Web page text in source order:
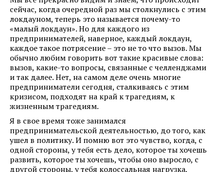
сейчас, когда очередной раз мы столкнулись с этим
локдауном, теперь это называется почему-то
«малый локдаун». Но для каждого из
предпринимателей, наверное, каждый локдаун,
каждое такое потрясение – это не то что вызов. Мы
обычно любим говорить вот такие красивые слова:
вызов, какие-то вопросы, связанные с челленджами
и так далее. Нет, на самом деле очень многие
предприниматели сегодня, сталкиваясь с этим
кризисом, подходят на край к трагедиям, к
жизненным трагедиям.
Я в свое время тоже занимался
предпринимательской деятельностью, до того, как
ушел в политику. И помню вот это чувство, когда, с
одной стороны, у тебя есть дело, которое ты хочешь
развить, которое ты хочешь, чтобы оно выросло, с
другой стороны, у тебя колоссальная нагрузка,